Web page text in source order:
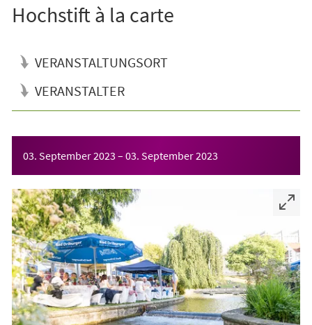
Hochstift à la carte
VERANSTALTUNGSORT
VERANSTALTER
03. September 2023 – 03. September 2023